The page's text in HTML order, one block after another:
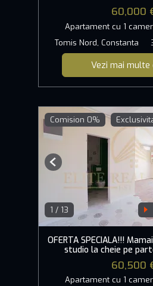
60,000
Apartament cu 1
Tomis Nord, Constanta
Vezi mai multe
Comision 0%
1 / 13
Previous
OFERTA SPECIALA!!!
studio la cheie pe
60,500
Apartament cu 1